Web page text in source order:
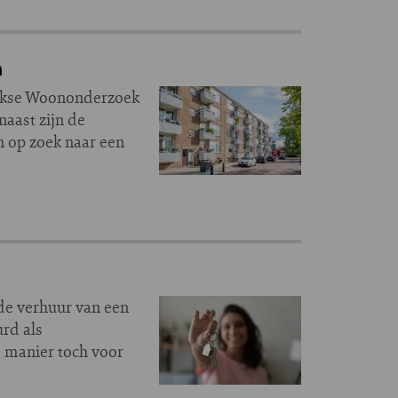
Woononderzoek
zijn de
zoek naar een
verhuur van een
als
toch voor